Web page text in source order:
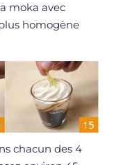
moka avec
homogène
chacun des 4